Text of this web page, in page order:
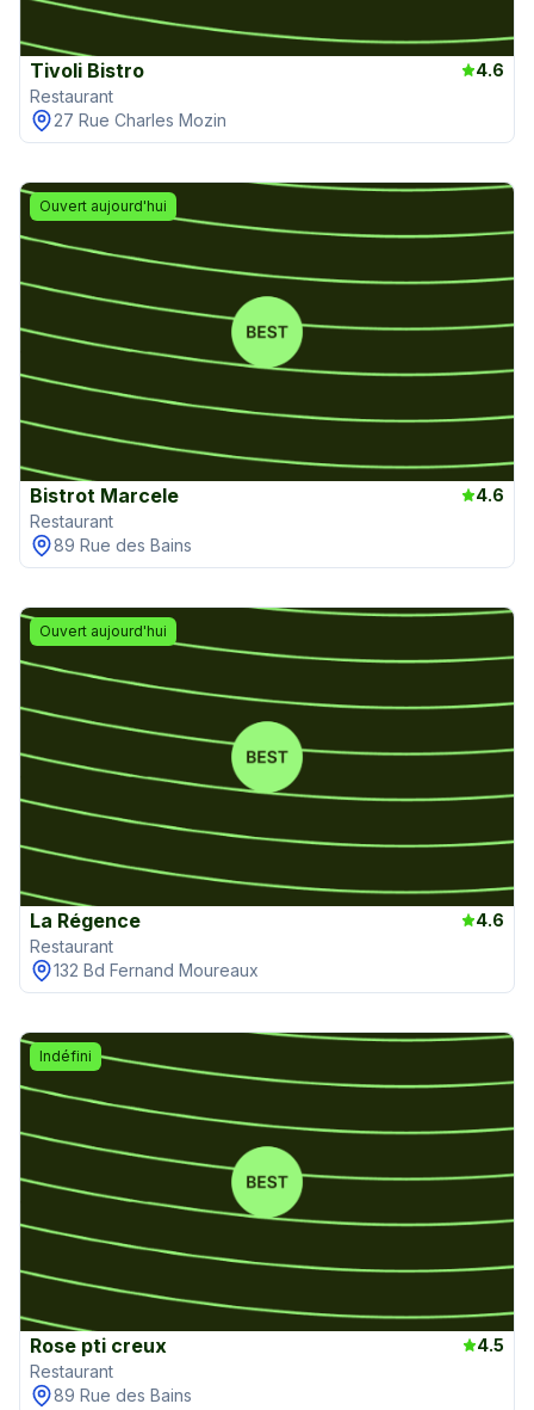
Tivoli Bistro
4.6
Restaurant
27 Rue Charles Mozin
Ouvert aujourd'hui
Bistrot Marcele
4.6
Restaurant
89 Rue des Bains
Ouvert aujourd'hui
La Régence
4.6
Restaurant
132 Bd Fernand Moureaux
Indéfini
Rose pti creux
4.5
Restaurant
89 Rue des Bains